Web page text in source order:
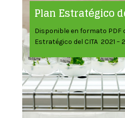
Plan Estratégico
Disponible en formato PDF
Estratégico del CITA 2021 –